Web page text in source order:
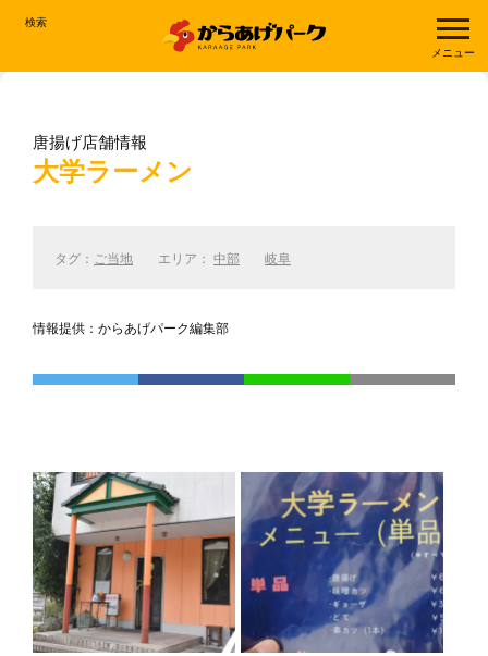
検索
メニュー
唐揚げ店舗情報
大学ラーメン
タグ： ご当地 エリア： 中部 岐阜
情報提供：からあげパーク編集部